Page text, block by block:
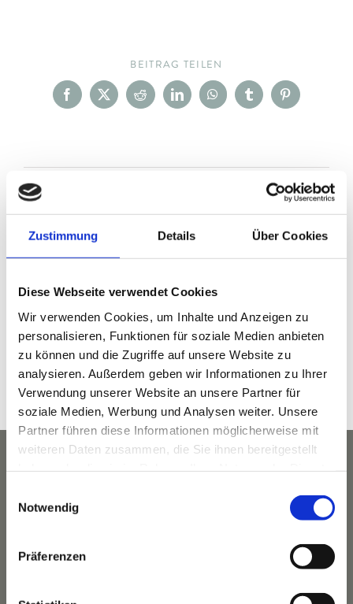
Zustimmung Details Über Cookies
Diese Webseite verwendet Cookies
Wir verwenden Cookies, um Inhalte und Anzeigen zu
personalisieren, Funktionen für soziale Medien anbieten
zu können und die Zugriffe auf unsere Website zu
analysieren. Außerdem geben wir Informationen zu Ihrer
Verwendung unserer Website an unsere Partner für
soziale Medien, Werbung und Analysen weiter. Unsere
Partner führen diese Informationen möglicherweise mit
weiteren Daten zusammen, die Sie ihnen bereitgestellt
Notwendig
Präferenzen
BEITRAG TEILEN
Facebook
X RedditLinkedInWhatsAppTumblrPinterest
Wandern mit Herrn Staudacher Staudachers Faszien Yoga
DETAILS
Datum:
Oktober 6, 2022
Zeit:
8:30 p.m. - 10:00 p.m.